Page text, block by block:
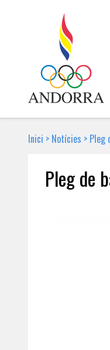
Inici > Notícies > Pleg
Pleg de